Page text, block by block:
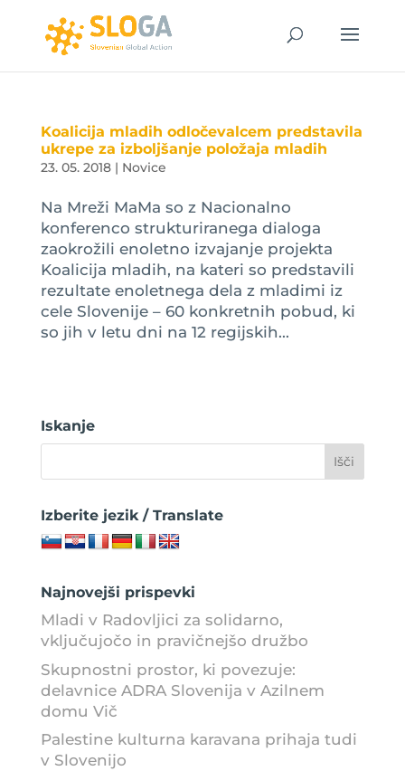
Koalicija mladih odločevalcem predstavila
ukrepe za izboljšanje položaja mladih
23. 05. 2018| Novice
Na Mreži MaMa so z Nacionalno
konferenco strukturiranega dialoga
zaokrožili enoletno izvajanje projekta
Koalicija mladih, na kateri so predstavili
rezultate enoletnega dela z mladimi iz
cele Slovenije – 60 konkretnih pobud, ki
so jih v letu dni na 12 regijskih...
Iskanje
Izberite jezik / Translate
Najnovejši prispevki
Mladi v Radovljici za solidarno,
vključujočo in pravičnejšo družbo
Skupnostni prostor, ki povezuje:
delavnice ADRA Slovenija v Azilnem
domu Vič
Palestine kulturna karavana prihaja tudi
v Slovenijo